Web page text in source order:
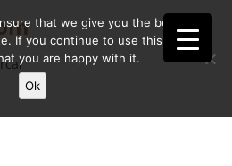
that we give you the best
If you continue to use this site we
you are happy with it.
Ok